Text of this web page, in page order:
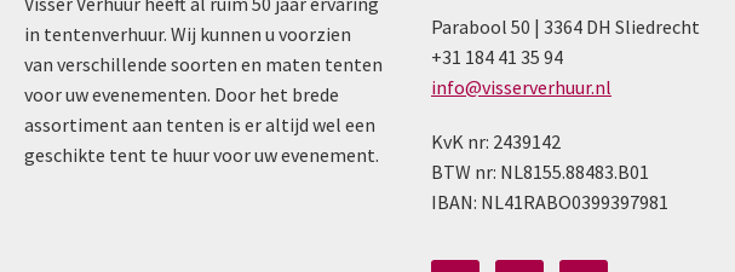
in tentenverhuur. Wij kunnen u voorzien
van verschillende soorten en maten tenten
voor uw evenementen. Door het brede
assortiment aan tenten is er altijd wel een
geschikte tent te huur voor uw evenement.
Parabool 50 | 3364 DH Sliedrecht
+31 184 41 35 94
info@visserverhuur.nl
KvK nr: 2439142
BTW nr: NL8155.88483.B01
IBAN: NL41RABO0399397981